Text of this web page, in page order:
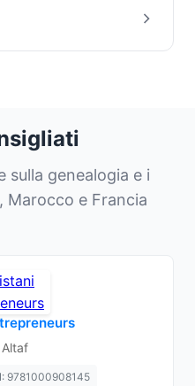
sulla genealogia e i
Marocco e Francia
9781000908145